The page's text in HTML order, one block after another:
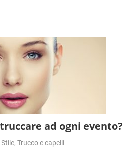
ad ogni evento?
Stile,Trucco e capelli